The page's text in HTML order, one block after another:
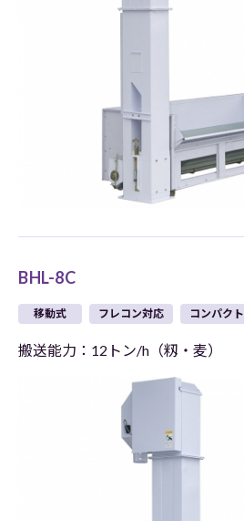
BHL-8C
移動式 フレコン対応 コンパクト
搬送能力：12トン/h（籾・麦）